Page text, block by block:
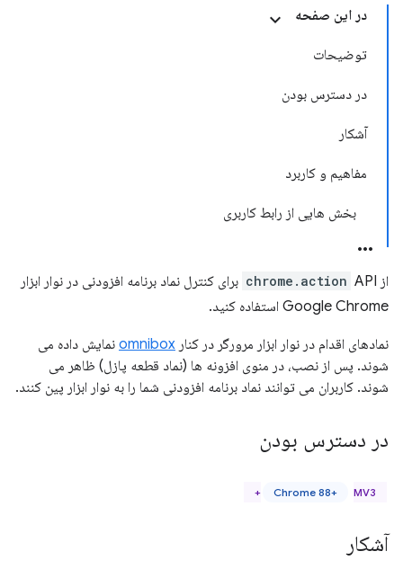
در این صفحه
توضیحات
در دسترس بودن
آشکار
مفاهیم و کاربرد
بخش هایی از رابط کاربری
از chrome.action API برای کنترل نماد برنامه افزودنی در نوار ابزار
Google Chrome استفاده کنید.
نمادهای اقدام در نوار ابزار مرورگر در کنار omnibox نمایش داده می
شوند. پس از نصب، در منوی افزونه ها (نماد قطعه پازل) ظاهر می
شوند. کاربران می توانند نماد برنامه افزودنی شما را به نوار ابزار پین کنند.
در دسترس بودن
Chrome 88+ MV3+
آشکار